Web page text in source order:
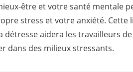
être et votre santé mentale
stress et votre anxiété. Cette
détresse aidera les travailleurs
dans des milieux stressants.